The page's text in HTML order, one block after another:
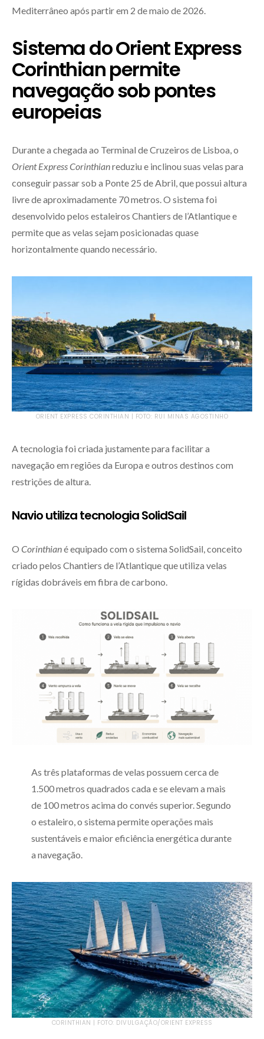
Mediterrâneo após partir em 2 de maio de 2026.
Sistema do Orient Express
Corinthian permite
navegação sob pontes
europeias
Durante a chegada ao Terminal de Cruzeiros de Lisboa, o
Orient Express Corinthianreduziu e inclinou suas velas para
conseguir passar sob a Ponte 25 de Abril, que possui altura
livre de aproximadamente 70 metros. O sistema foi
desenvolvido pelos estaleiros Chantiers de l’Atlantique e
permite que as velas sejam posicionadas quase
horizontalmente quando necessário.
ORIENT EXPRESS CORINTHIAN | FOTO: RUI MINAS AGOSTINHO
A tecnologia foi criada justamente para facilitar a
navegação em regiões da Europa e outros destinos com
restrições de altura.
Navio utiliza tecnologia SolidSail
O Corinthiané equipado com o sistema SolidSail, conceito
criado pelos Chantiers de l’Atlantique que utiliza velas
rígidas dobráveis em fibra de carbono.
As três plataformas de velas possuem cerca de
1.500 metros quadrados cada e se elevam a mais
de 100 metros acima do convés superior. Segundo
o estaleiro, o sistema permite operações mais
sustentáveis e maior eficiência energética durante
a navegação.
CORINTHIAN | FOTO: DIVULGAÇÃO/ORIENT EXPRESS